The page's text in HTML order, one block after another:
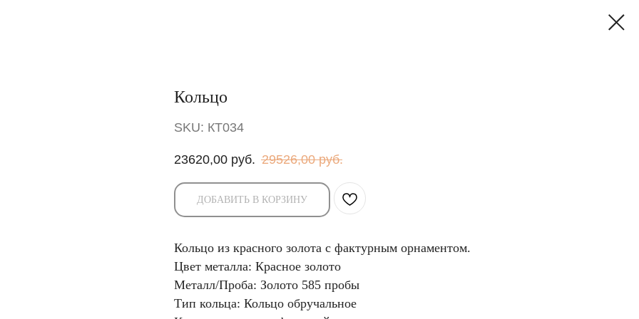
Кольцо
SKU: КТ034
23620,00 руб. 29526,00 руб.
ДОБАВИТЬ В КОРЗИНУ
Кольцо из красного золота с фактурным орнаментом.
Цвет металла: Красное золото
Металл/Проба: Золото 585 пробы
Тип кольца: Кольцо обручальное